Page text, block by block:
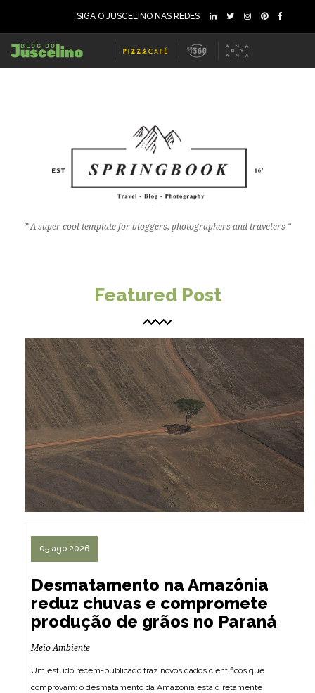
SIGA O JUSCELINO NAS REDES
” A super cool template for bloggers, photographers and travelers “
Featured Post
05 ago 2026
Desmatamento na Amazônia
reduz chuvas e compromete
produção de grãos no Paraná
Meio Ambiente
Um estudo recém-publicado traz novos dados científicos que
comprovam: o desmatamento da Amazônia está diretamente